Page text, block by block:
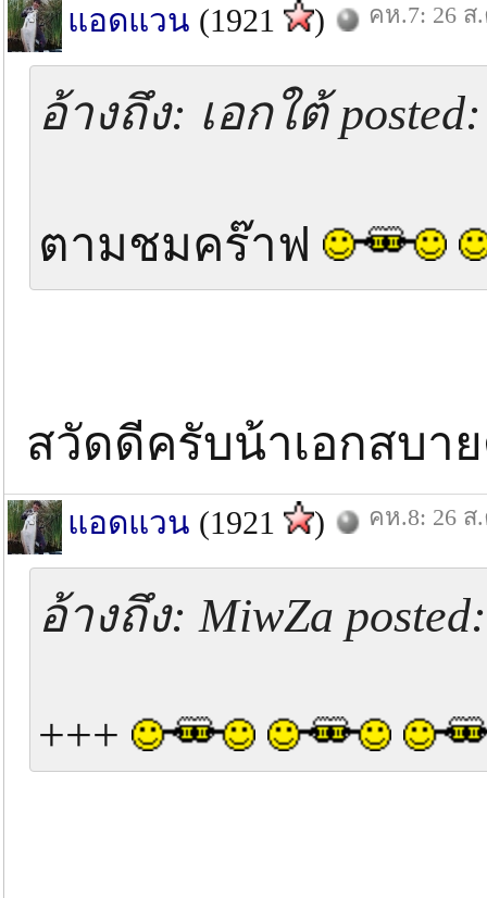
แอดแวน (1921 ) คห.7: 26 ส
อ้างถึง: เอกใต้
ตามชมคร๊าฟ
สวัดดีครับน้าเอกสบา
แอดแวน (1921 ) คห.8: 26 ส
อ้างถึง: MiwZa
+++